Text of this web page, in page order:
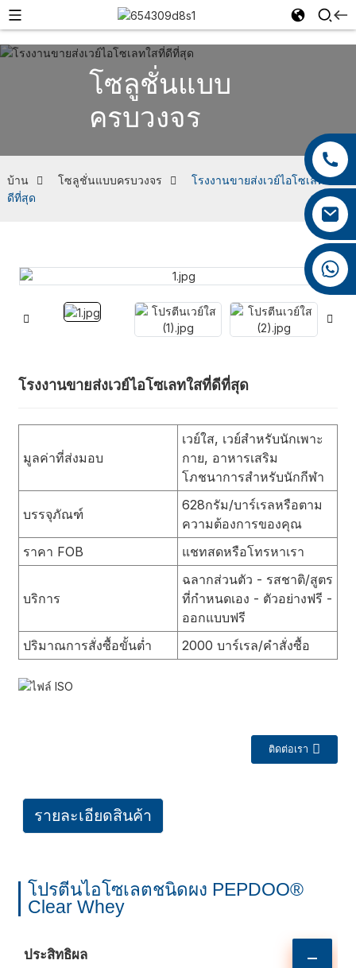
+86 13959222339
+86 0592 5599526
โซลูชั่นแบบ
ครบวงจร
บ้าน โซลูชั่นแบบครบวงจร
โรงงานขายส่งเวย์ไอโซเลทใสที่
ดีที่สุด
โรงงานขายส่งเวย์ไอโซเลทใสที่ดีที่สุด
มูลค่าที่ส่งมอบ
เวย์ใส, เวย์สำหรับนักเพาะ
กาย, อาหารเสริม
โภชนาการสำหรับนักกีฬา
บรรจุภัณฑ์
628กรัม/บาร์เรลหรือตาม
ความต้องการของคุณ
ราคา FOB
แชทสดหรือโทรหาเรา
บริการ
ฉลากส่วนตัว - รสชาติ/สูตร
ที่กำหนดเอง - ตัวอย่างฟรี -
ออกแบบฟรี
ปริมาณการสั่งซื้อขั้นต่ำ
2000 บาร์เรล/คำสั่งซื้อ
ติดต่อเรา
รายละเอียดสินค้า
โปรตีนไอโซเลตชนิดผง PEPDOO®
Clear Whey
ประสิทธิผล